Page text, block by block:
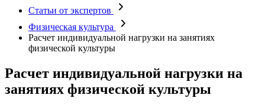
Статьи от экспертов
Физическая культура
Расчет индивидуальной нагрузки на занятиях
физической культуры
Расчет индивидуальной нагрузки на
занятиях физической культуры